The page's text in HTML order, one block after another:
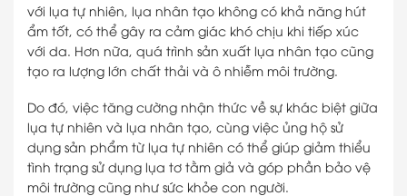
với lụa tự nhiên, lụa nhân tạo không có khả năng hút
ẩm tốt, có thể gây ra cảm giác khó chịu khi tiếp xúc
với da. Hơn nữa, quá trình sản xuất lụa nhân tạo cũng
tạo ra lượng lớn chất thải và ô nhiễm môi trường.
Do đó, việc tăng cường nhận thức về sự khác biệt giữa
lụa tự nhiên và lụa nhân tạo, cùng việc ủng hộ sử
dụng sản phẩm từ lụa tự nhiên có thể giúp giảm thiểu
tình trạng sử dụng lụa tơ tằm giả và góp phần bảo vệ
môi trường cũng như sức khỏe con người.